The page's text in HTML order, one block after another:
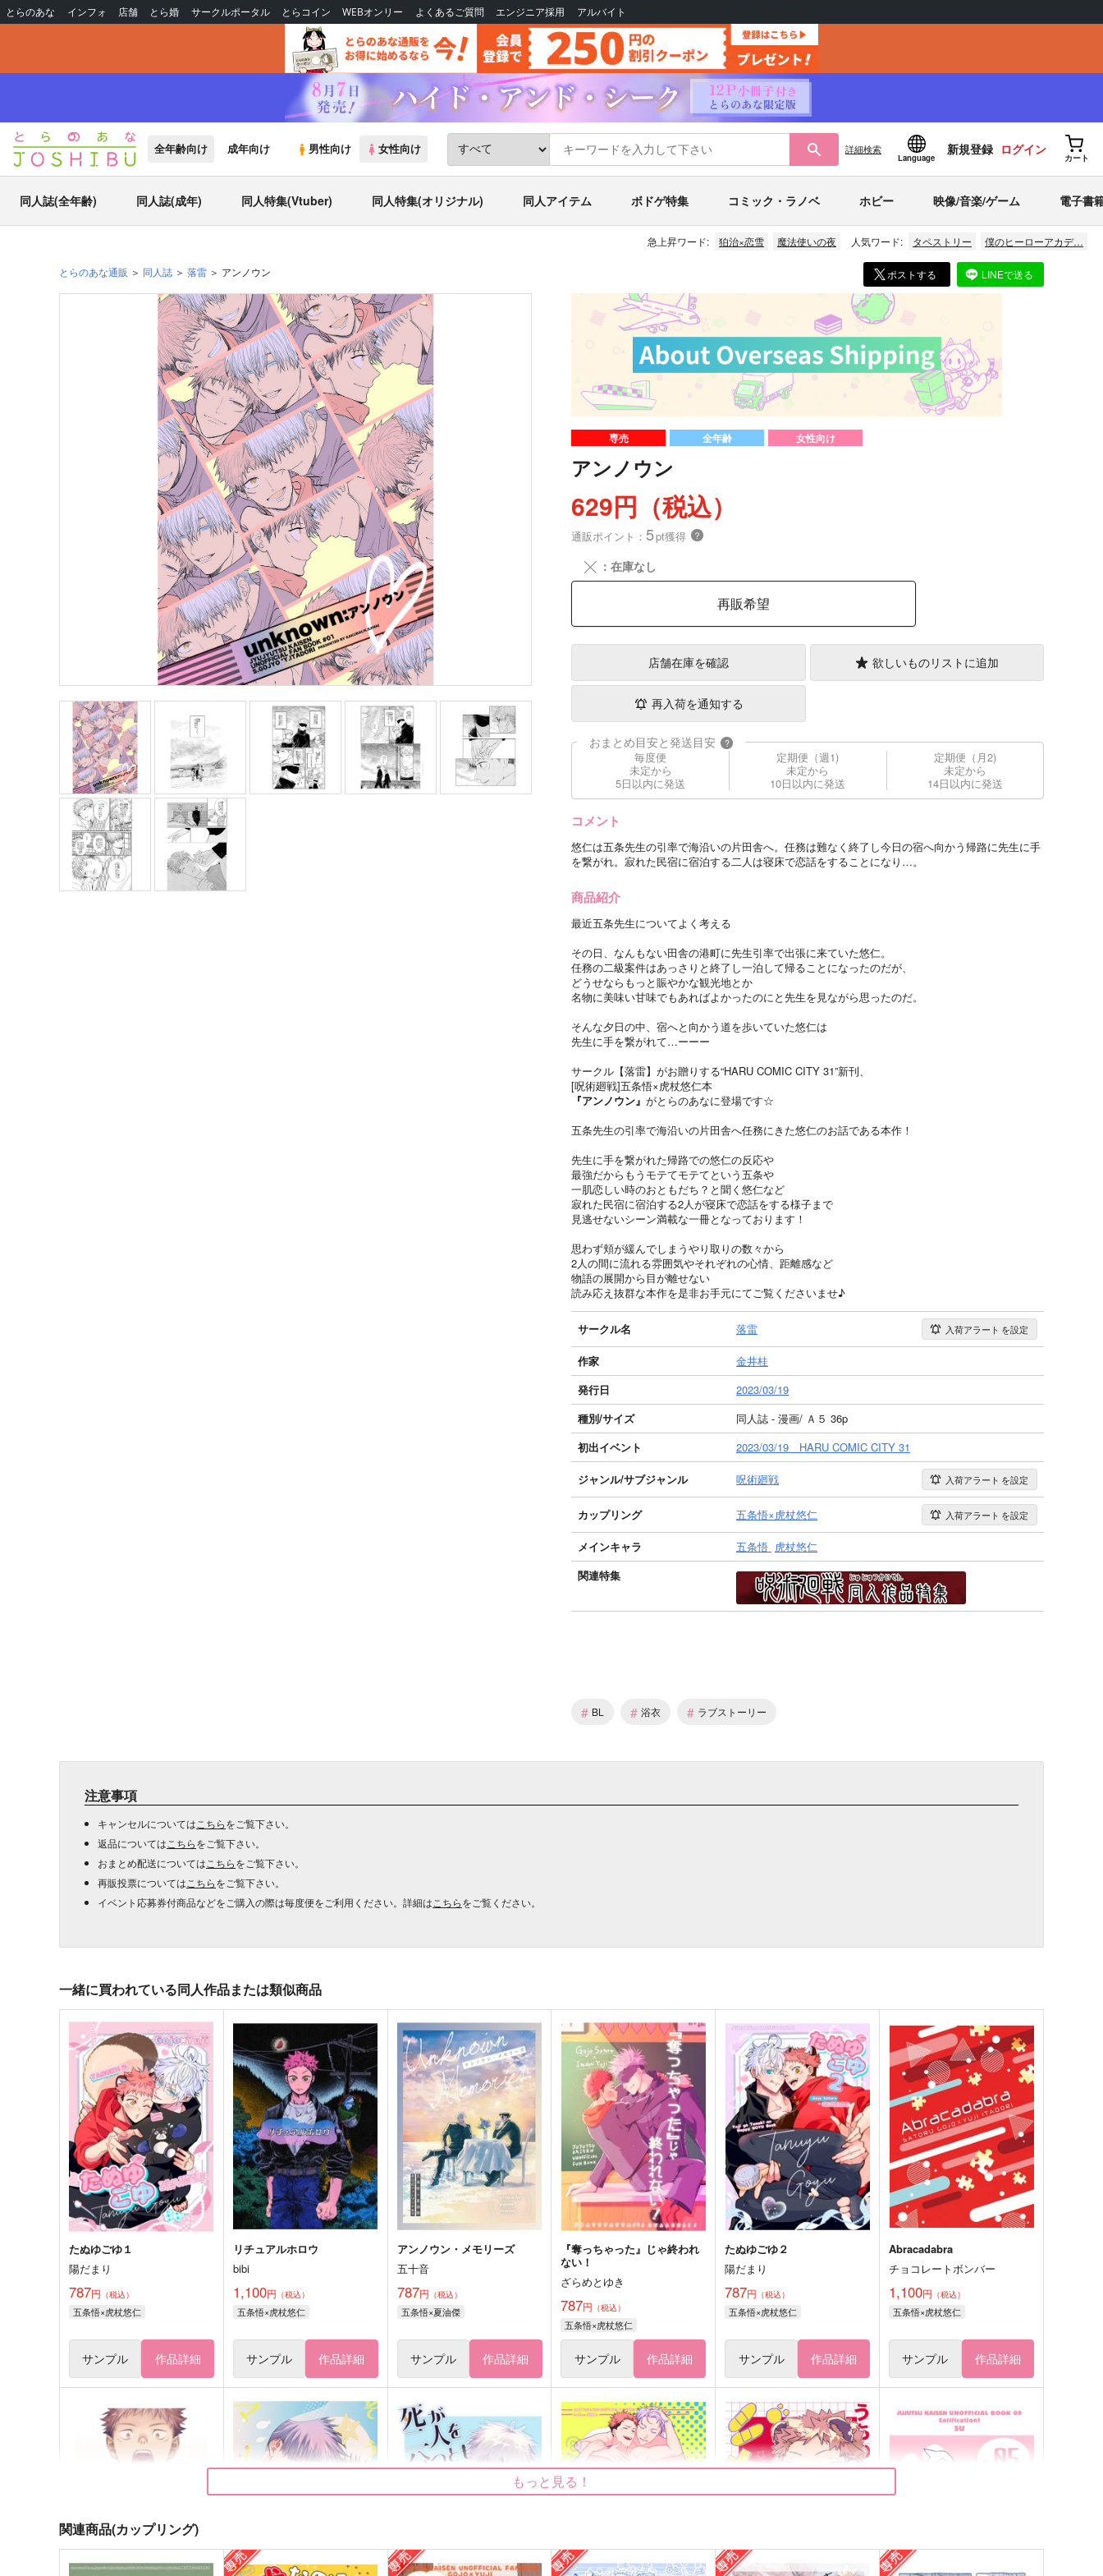
とらのあな インフォ 店舗 とら婚 サークルポータル とらコイン WEBオンリー よくあるご質問 エンジニア採用 アルバイト
全年齢向け 成年向け 男性向け 女性向け 詳細検索
Language
新規登録 ログイン
カート
同人誌(全年齢) 同人誌(成年) 同人特集(Vtuber) 同人特集(オリジナル) 同人アイテム ボドゲ特集 コミック・ラノベ ホビー 映像/音楽/ゲーム 電子書
急上昇ワード: 狛治×恋雪 魔法使いの夜 人気ワード: タペストリー 僕のヒーローアカデ…
とらのあな通販 同人誌 落雷 アンノウン ポストする LINEで送る
専売 全年齢 女性向け
アンノウン
629円（税込）
通販ポイント： 5pt獲得 ？
╳ ：在庫なし
再販希望
店舗在庫を確認 欲しいものリストに追加
再入荷を通知する
おまとめ目安と発送目安 ?
毎度便
未定から
5日以内に発送
定期便（週1)
未定から
10日以内に発送
定期便（月2)
未定から
14日以内に発送
コメント
悠仁は五条先生の引率で海沿いの片田舎へ。任務は難なく終了し今日の宿へ向かう帰路に先生に手
を繋がれ。寂れた民宿に宿泊する二人は寝床で恋話をすることになり…。
商品紹介
最近五条先生についてよく考える
その日、なんもない田舎の港町に先生引率で出張に来ていた悠仁。
任務の二級案件はあっさりと終了し一泊して帰ることになったのだが、
どうせならもっと賑やかな観光地とか
名物に美味い甘味でもあればよかったのにと先生を見ながら思ったのだ。
そんな夕日の中、宿へと向かう道を歩いていた悠仁は
先生に手を繋がれて…ーーー
サークル【落雷】がお贈りする“HARU COMIC CITY 31”新刊、
[呪術廻戦]五条悟×虎杖悠仁本
『アンノウン』 がとらのあなに登場です☆
五条先生の引率で海沿いの片田舎へ任務にきた悠仁のお話である本作！
先生に手を繋がれた帰路での悠仁の反応や
最強だからもうモテてモテてという五条や
一肌恋しい時のおともだち？と聞く悠仁など
寂れた民宿に宿泊する2人が寝床で恋話をする様子まで
見逃せないシーン満載な一冊となっております！
思わず頬が緩んでしまうやり取りの数々から
2人の間に流れる雰囲気やそれぞれの心情、距離感など
物語の展開から目が離せない
読み応え抜群な本作を是非お手元にてご覧くださいませ♪
サークル名 落雷 入荷アラート を設定
作家
金井桂
発行日
2023/03/19
種別/サイズ
同人誌 - 漫画/ Ａ５ 36p
初出イベント
2023/03/19 HARU COMIC CITY 31
ジャンル/サブジャンル 呪術廻戦 入荷アラート を設定
カップリング 五条悟×虎杖悠仁 入荷アラート を設定
メインキャラ 五条悟 虎杖悠仁
関連特集
# BL # 浴衣 # ラブストーリー
注意事項
キャンセルについては こちらをご覧下さい。
返品については こちらをご覧下さい。
おまとめ配送については こちらをご覧下さい。
再販投票については こちらをご覧下さい。
イベント応募券付商品などをご購入の際は毎度便をご利用ください。詳細は こちらをご覧ください。
一緒に買われている同人作品または類似商品
たぬゆごゆ１
陽だまり
787円 （税込）
五条悟×虎杖悠仁
サンプル 作品詳細
リチュアルホロウ
bibi
1,100円 （税込）
五条悟×虎杖悠仁
サンプル 作品詳細
アンノウン・メモリーズ
五十音
787円 （税込）
五条悟×夏油傑
サンプル 作品詳細
『奪っちゃった』じゃ終われ
ない！
ざらめとゆき
787円 （税込）
五条悟×虎杖悠仁
サンプル 作品詳細
たぬゆごゆ２
陽だまり
787円 （税込）
五条悟×虎杖悠仁
サンプル 作品詳細
Abracadabra
チョコレートボンバー
1,100円 （税込）
五条悟×虎杖悠仁
サンプル 作品詳細
もっと見る！
関連商品(カップリング)